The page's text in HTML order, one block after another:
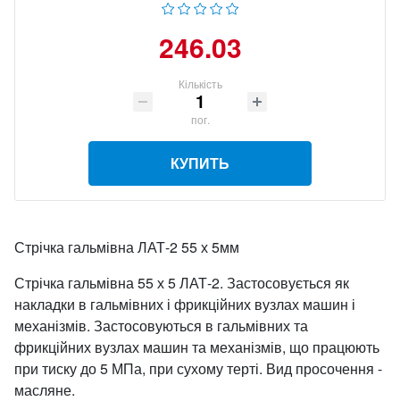
246.03
Кількість
пог.
КУПИТЬ
Стрічка гальмівна ЛАТ-2 55 х 5мм
Стрічка гальмівна 55 х 5 ЛАТ-2. Застосовується як
накладки в гальмівних і фрикційних вузлах машин і
механізмів. Застосовуються в гальмівних та
фрикційних вузлах машин та механізмів, що працюють
при тиску до 5 МПа, при сухому терті. Вид просочення -
масляне.